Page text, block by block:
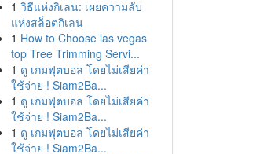
1 วิธีแห่งกิเลน: เผยความลับ
แห่งสล็อตกิเลน
1 How to Choose las vegas
top Tree Trimming Servi...
1 ดู เกมฟุตบอล โดยไม่เสียค่า
ใช้จ่าย ! Siam2Ba...
1 ดู เกมฟุตบอล โดยไม่เสียค่า
ใช้จ่าย ! Siam2Ba...
1 ดู เกมฟุตบอล โดยไม่เสียค่า
ใช้จ่าย ! Siam2Ba...